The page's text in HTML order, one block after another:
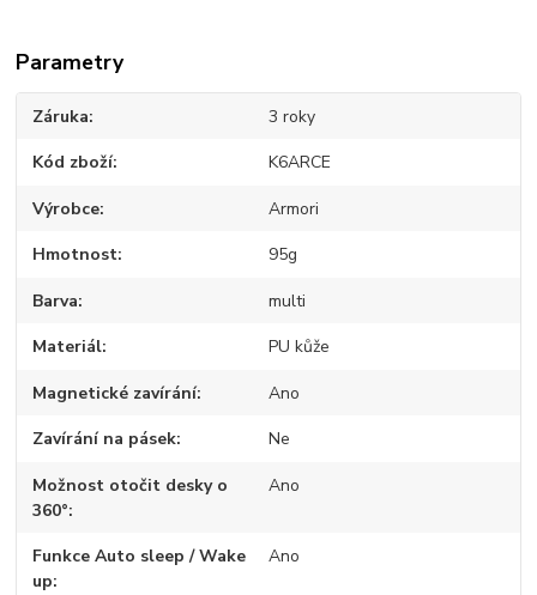
Parametry
Záruka 3 roky
Kód zboží K6ARCE
Výrobce Armori
Hmotnost 95g
Barva multi
Materiál PU kůže
Magnetické zavírání Ano
Zavírání na pásek Ne
Možnost otočit desky o
360°
Ano
Funkce Auto sleep / Wake
up
Ano